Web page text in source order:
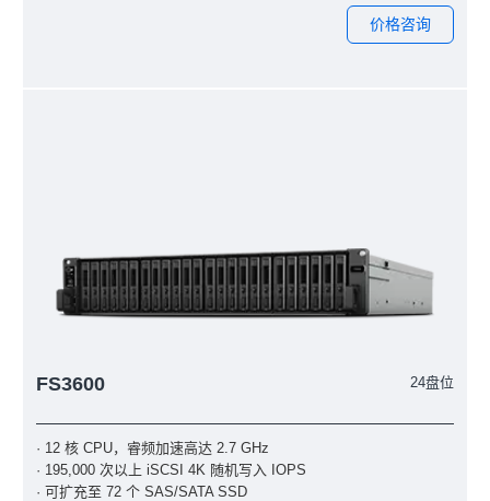
价格咨询
FS3600 24盘位
· 12 核 CPU，睿频加速高达 2.7 GHz
· 195,000 次以上 iSCSI 4K 随机写入 IOPS
· 可扩充至 72 个 SAS/SATA SSD